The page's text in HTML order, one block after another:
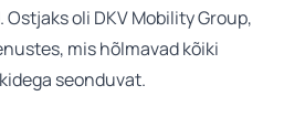
oli DKV Mobility Group,
mis hõlmavad kõiki
seonduvat.